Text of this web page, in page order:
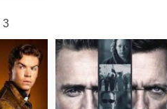
3